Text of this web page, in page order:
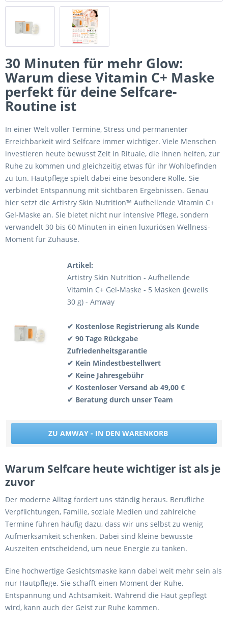
30 Minuten für mehr Glow:
Warum diese Vitamin C+ Maske
perfekt für deine Selfcare-
Routine ist
In einer Welt voller Termine, Stress und permanenter
Erreichbarkeit wird Selfcare immer wichtiger. Viele Menschen
investieren heute bewusst Zeit in Rituale, die ihnen helfen, zur
Ruhe zu kommen und gleichzeitig etwas für ihr Wohlbefinden
zu tun. Hautpflege spielt dabei eine besondere Rolle. Sie
verbindet Entspannung mit sichtbaren Ergebnissen. Genau
hier setzt die Artistry Skin Nutrition™ Aufhellende Vitamin C+
Gel-Maske an. Sie bietet nicht nur intensive Pflege, sondern
verwandelt 30 bis 60 Minuten in einen luxuriösen Wellness-
Moment für Zuhause.
Artikel:
Artistry Skin Nutrition - Aufhellende
Vitamin C+ Gel-Maske - 5 Masken (jeweils
30 g) - Amway
✔ Kostenlose Registrierung als Kunde
✔ 90 Tage Rückgabe
Zufriedenheitsgarantie
✔ Kein Mindestbestellwert
✔ Keine Jahresgebühr
✔ Kostenloser Versand ab 49,00 €
✔ Beratung durch unser Team
ZU AMWAY - IN DEN WARENKORB
Warum Selfcare heute wichtiger ist als je
zuvor
Der moderne Alltag fordert uns ständig heraus. Berufliche
Verpflichtungen, Familie, soziale Medien und zahlreiche
Termine führen häufig dazu, dass wir uns selbst zu wenig
Aufmerksamkeit schenken. Dabei sind kleine bewusste
Auszeiten entscheidend, um neue Energie zu tanken.
Eine hochwertige Gesichtsmaske kann dabei weit mehr sein als
nur Hautpflege. Sie schafft einen Moment der Ruhe,
Entspannung und Achtsamkeit. Während die Haut gepflegt
wird, kann auch der Geist zur Ruhe kommen.